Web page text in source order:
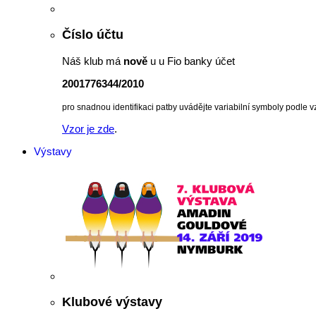
Číslo účtu
Náš klub má nově u u Fio banky účet
2001776344/2010
pro snadnou identifikaci patby uvádějte variabilní symboly podle
Vzor je zde.
Výstavy
Klubové výstavy